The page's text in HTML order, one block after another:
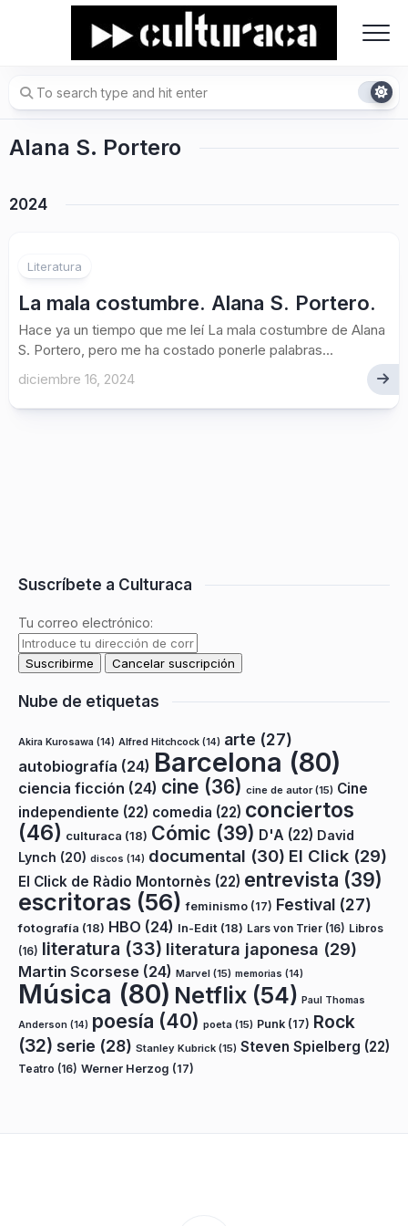
Alana S. Portero
2024
Literatura
La mala costumbre. Alana S. Portero.
Hace ya un tiempo que me leí La mala costumbre de Alana
S. Portero, pero me ha costado ponerle palabras...
diciembre 16, 2024
Suscríbete a Culturaca
Tu correo electrónico:
Nube de etiquetas
Akira Kurosawa (14) Alfred Hitchcock (14) arte (27)
autobiografía (24) Barcelona (80)
ciencia ficción (24) cine (36) cine de autor(15) Cine
independiente (22) comedia (22) conciertos
(46) culturaca (18) Cómic (39) D'A (22) David
Lynch (20) discos (14) documental (30) El Click (29)
El Click de Ràdio Montornès (22) entrevista (39)
escritoras (56) feminismo (17) Festival (27)
fotografía (18) HBO (24) In-Edit (18) Lars von Trier (16) Libros
(16) literatura (33) literatura japonesa (29)
Martin Scorsese (24) Marvel (15) memorias (14)
Música (80) Netflix (54) Paul Thomas
Anderson (14) poesía (40) poeta (15) Punk (17) Rock
(32) serie (28) Stanley Kubrick (15) Steven Spielberg (22)
Teatro (16) Werner Herzog (17)